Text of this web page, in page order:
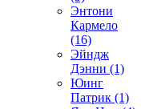
Энтони
Кармело
(16)
Эйндж
Дэнни (1)
Юинг
Патрик (1)